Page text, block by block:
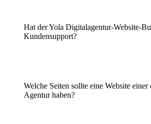
Hat der Yola Digitalagentur-Website-
Kundensupport?
Welche Seiten sollte eine Website einer
Agentur haben?